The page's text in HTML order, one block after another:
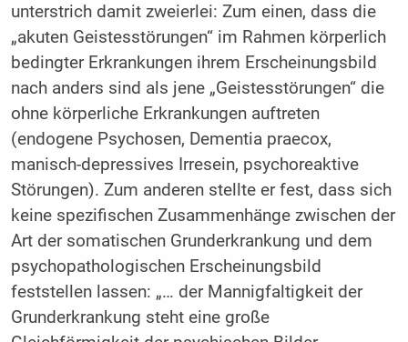
unterstrich damit zweierlei: Zum einen, dass die
„akuten Geistesstörungen“ im Rahmen körperlich
bedingter Erkrankungen ihrem Erscheinungsbild
nach anders sind als jene „Geistesstörungen“ die
ohne körperliche Erkrankungen auftreten
(endogene Psychosen, Dementia praecox,
manisch-depressives Irresein, psychoreaktive
Störungen). Zum anderen stellte er fest, dass sich
keine spezifischen Zusammenhänge zwischen der
Art der somatischen Grunderkrankung und dem
psychopathologischen Erscheinungsbild
feststellen lassen: „… der Mannigfaltigkeit der
Grunderkrankung steht eine große